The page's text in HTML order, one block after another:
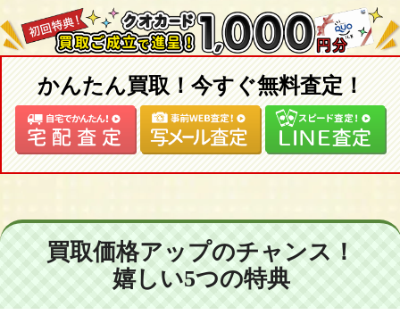
かんたん買取！今すぐ無料査定！
買取価格アップのチャンス！
嬉しい5つの特典